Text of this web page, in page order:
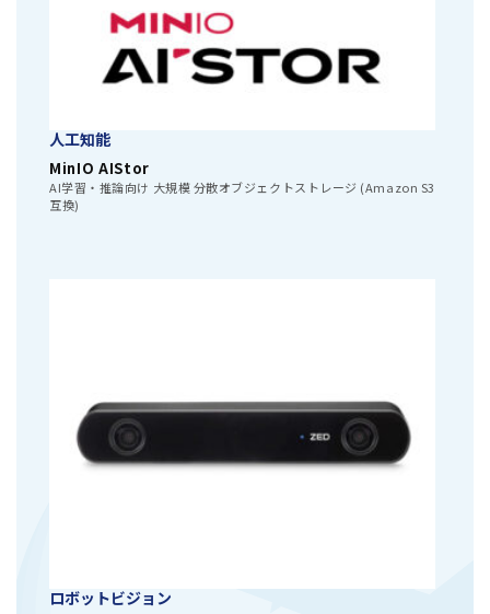
人工知能
MinIO AIStor
AI学習・推論向け 大規模 分散オブジェクトストレージ (Amazon S3
互換)
ロボットビジョン